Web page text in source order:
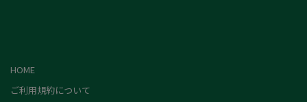
HOME
ご利用規約について